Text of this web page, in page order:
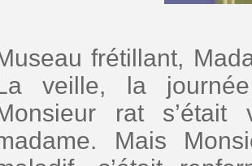
frétillant,
veille, la
rat
Mais